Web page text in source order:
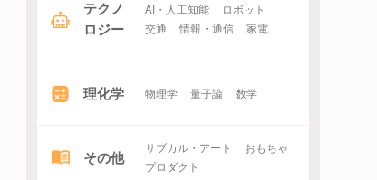
テクノ
ロジー
AI・人工知能
ロボット
交通
情報・通信 家電
理化学 物理学 量子論 数学
その他 サブカル・アート
おもちゃ
プロダクト